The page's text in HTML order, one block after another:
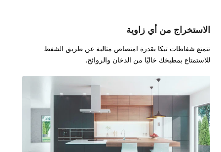
الاستخراج من أي زاوية
تتمتع شفاطات تيكا بقدرة امتصاص مثالية عن طريق الشفط
للاستمتاع بمطبخك خاليًا من الدخان والروائح.